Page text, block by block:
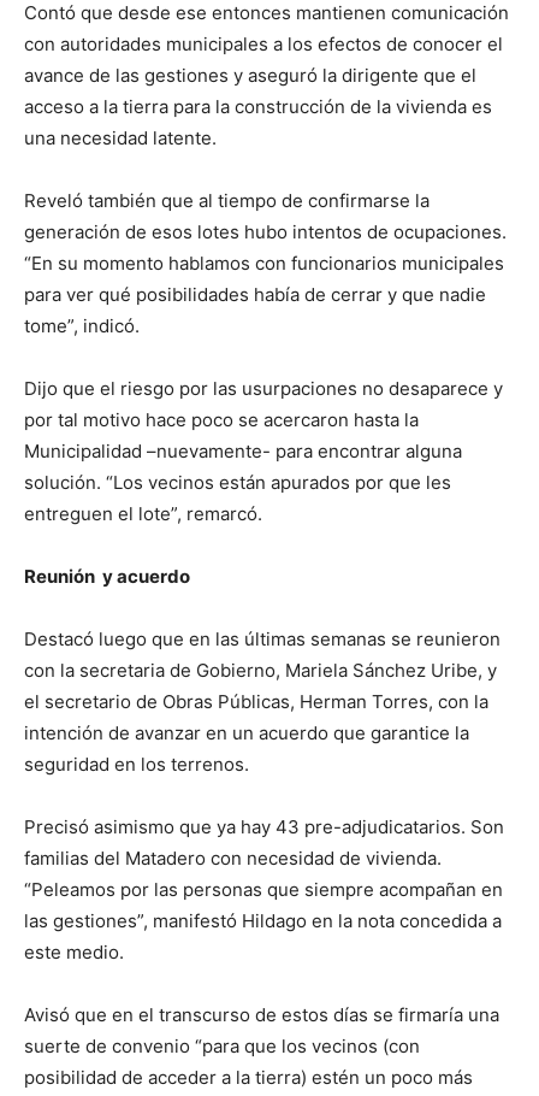
Contó que desde ese entonces mantienen comunicación
con autoridades municipales a los efectos de conocer el
avance de las gestiones y aseguró la dirigente que el
acceso a la tierra para la construcción de la vivienda es
una necesidad latente.
Reveló también que al tiempo de confirmarse la
generación de esos lotes hubo intentos de ocupaciones.
“En su momento hablamos con funcionarios municipales
para ver qué posibilidades había de cerrar y que nadie
tome”, indicó.
Dijo que el riesgo por las usurpaciones no desaparece y
por tal motivo hace poco se acercaron hasta la
Municipalidad –nuevamente- para encontrar alguna
solución. “Los vecinos están apurados por que les
entreguen el lote”, remarcó.
Reunión y acuerdo
Destacó luego que en las últimas semanas se reunieron
con la secretaria de Gobierno, Mariela Sánchez Uribe, y
el secretario de Obras Públicas, Herman Torres, con la
intención de avanzar en un acuerdo que garantice la
seguridad en los terrenos.
Precisó asimismo que ya hay 43 pre-adjudicatarios. Son
familias del Matadero con necesidad de vivienda.
“Peleamos por las personas que siempre acompañan en
las gestiones”, manifestó Hildago en la nota concedida a
este medio.
Avisó que en el transcurso de estos días se firmaría una
suerte de convenio “para que los vecinos (con
posibilidad de acceder a la tierra) estén un poco más